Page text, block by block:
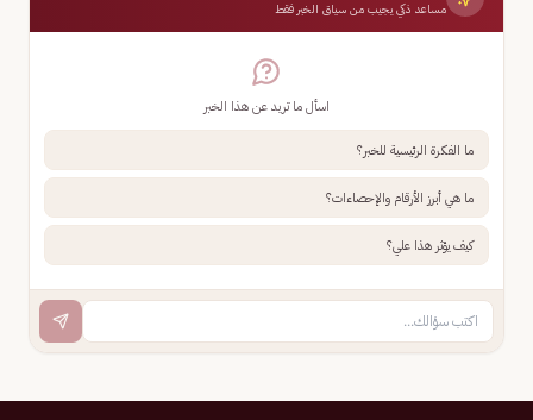
مساعد ذكي يجيب من سياق الخبر فقط
اسأل ما تريد عن هذا الخبر
ما الفكرة الرئيسية للخبر؟
ما هي أبرز الأرقام والإحصاءات؟
كيف يؤثر هذا علي؟